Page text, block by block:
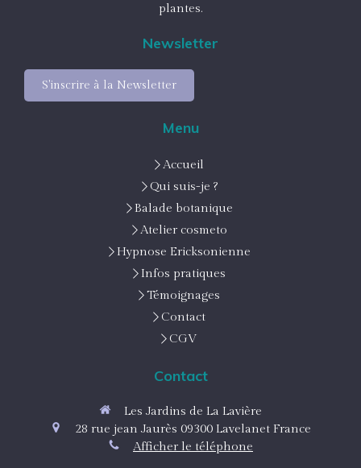
plantes.
Newsletter
S'inscrire à la Newsletter
Menu
Accueil
Qui suis-je ?
Balade botanique
Atelier cosmeto
Hypnose Ericksonienne
Infos pratiques
Témoignages
Contact
CGV
Contact
Les Jardins de La Lavière
28 rue jean Jaurès 09300 Lavelanet France
Afficher le téléphone